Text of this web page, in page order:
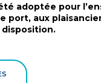
adoptée pour
port, aux